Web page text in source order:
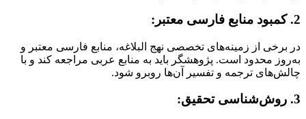
2. کمبود منابع فارسی معتبر:
در برخی از زمینه‌های تخصصی نهج البلاغه، منابع فارسی معتبر و
به‌روز محدود است. پژوهشگر باید به منابع عربی مراجعه کند و با
چالش‌های ترجمه و تفسیر آن‌ها روبرو شود.
3. روش‌شناسی تحقیق: